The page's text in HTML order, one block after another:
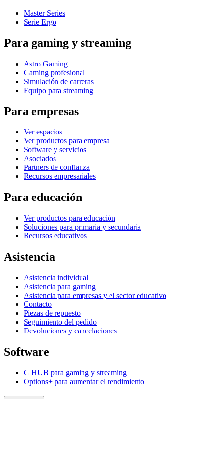
Master Series
Serie Ergo
Para gaming y streaming
Astro Gaming
Gaming profesional
Simulación de carreras
Equipo para streaming
Para empresas
Ver espacios
Ver productos para empresa
Software y servicios
Asociados
Partners de confianza
Recursos empresariales
Para educación
Ver productos para educación
Soluciones para primaria y secundaria
Recursos educativos
Asistencia
Asistencia individual
Asistencia para gaming
Asistencia para empresas y el sector educativo
Contacto
Piezas de repuesto
Seguimiento del pedido
Devoluciones y cancelaciones
Software
G HUB para gaming y streaming
Options+ para aumentar el rendimiento
Logitech